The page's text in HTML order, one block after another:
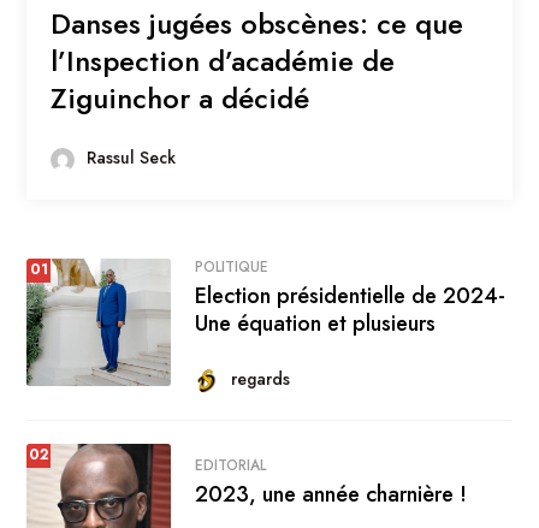
Danses jugées obscènes: ce que
l’Inspection d’académie de
Ziguinchor a décidé
Rassul Seck
01 POLITIQUE
Election présidentielle de 2024-
Une équation et plusieurs
regards
02 EDITORIAL
2023, une année charnière !